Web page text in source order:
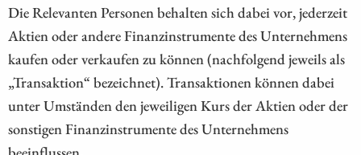
Die Relevanten Personen behalten sich dabei vor, jederzeit
Aktien oder andere Finanzinstrumente des Unternehmens
kaufen oder verkaufen zu können (nachfolgend jeweils als
„Transaktion“ bezeichnet). Transaktionen können dabei
unter Umständen den jeweiligen Kurs der Aktien oder der
sonstigen Finanzinstrumente des Unternehmens